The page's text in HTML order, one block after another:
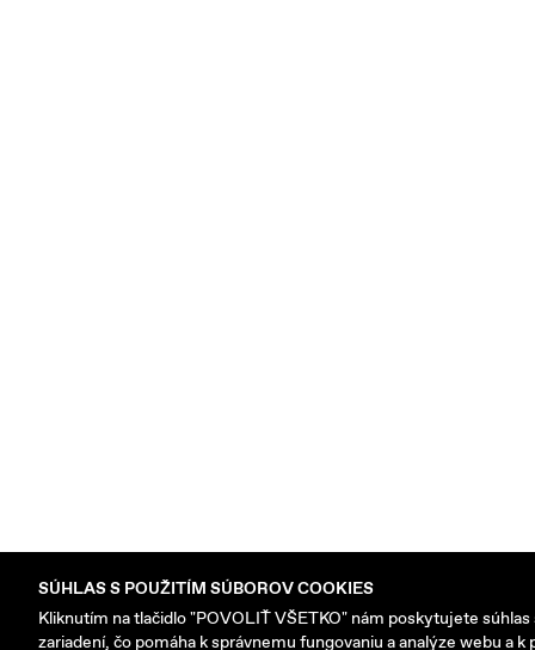
SÚHLAS S POUŽITÍM SÚBOROV COOKIES
Kliknutím na tlačidlo "POVOLIŤ VŠETKO" nám poskytujete súhlas
zariadení, čo pomáha k správnemu fungovaniu a analýze webu a k